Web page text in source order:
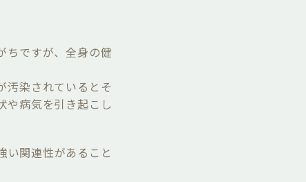
ちですが、全身の健
汚染されているとそ
や病気を引き起こし
い関連性があること